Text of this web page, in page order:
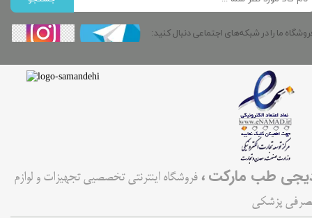
طب مارکت، فروشگاه اینترنتی تخصصیی تجهیزات و لوازم
پزشکی
ما را در شبکه‌های اجتماعی دنبال کنید: